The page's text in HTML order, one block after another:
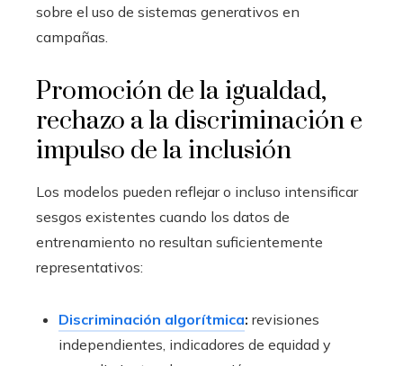
sobre el uso de sistemas generativos en
campañas.
Promoción de la igualdad,
rechazo a la discriminación e
impulso de la inclusión
Los modelos pueden reflejar o incluso intensificar
sesgos existentes cuando los datos de
entrenamiento no resultan suficientemente
representativos:
Discriminación algorítmica: revisiones
independientes, indicadores de equidad y